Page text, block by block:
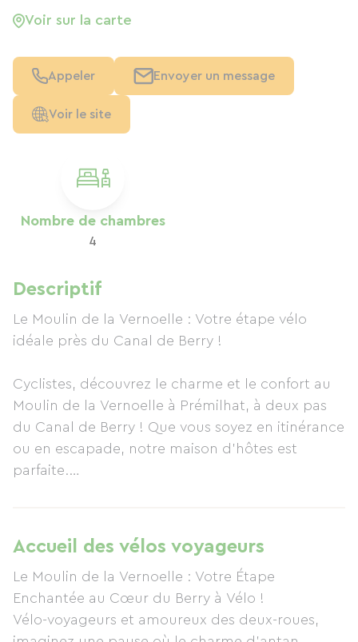
Nombre de chambres
4
Descriptif
Le Moulin de la Vernoelle : Votre étape vélo
idéale près du Canal de Berry !
Cyclistes, découvrez le charme et le confort au
Moulin de la Vernoelle à Prémilhat, à deux pas
du Canal de Berry ! Que vous soyez en itinérance
ou en escapade, notre maison d'hôtes est
parfaite.
sécurisé pour vos vélos et espace séchage. Nos
chambres sont climatisées avec literie de qualité
pour votre repos.
Faites le plein d'énergie avec notre petit-
Accueil des vélos voyageurs
Le Moulin de la Vernoelle : Votre Étape
Enchantée au Cœur du Berry à Vélo !
Vélo-voyageurs et amoureux des deux-roues,
Voir sur la carte
Appeler Envoyer un message
Voir le site